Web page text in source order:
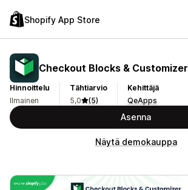
Shopify App Store
Checkout Blocks & Customizer
Hinnoittelu
Ilmainen
Tähtiarvio
5,0
(5)
Kehittäjä
QeApps
Asenna
Näytä demokauppa